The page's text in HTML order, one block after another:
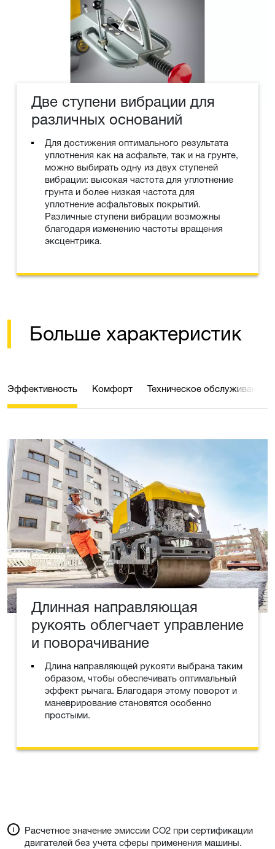
Две ступени вибрации для
различных оснований
Для достижения оптимального результата
уплотнения как на асфальте, так и на грунте,
можно выбирать одну из двух ступеней
вибрации: высокая частота для уплотнение
грунта и более низкая частота для
уплотнение асфальтовых покрытий.
Различные ступени вибрации возможны
благодаря изменению частоты вращения
эксцентрика.
Больше характеристик
Эффективность Комфорт Техническое обслуживание
Длинная направляющая
рукоять облегчает управление
и поворачивание
Длина направляющей рукояти выбрана таким
образом, чтобы обеспечивать оптимальный
эффект рычага. Благодаря этому поворот и
маневрирование становятся особенно
простыми.
Расчетное значение эмиссии CO2 при сертификации
двигателей без учета сферы применения машины.